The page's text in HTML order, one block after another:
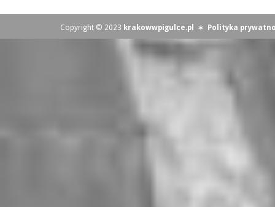
Copyright © 2023 krakowwpigulce.pl ∗ Polityka